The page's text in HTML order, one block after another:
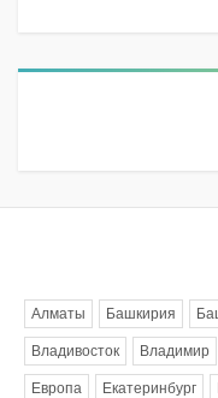
Алматы Башкирия
Владивосток Владимир
Европа Екатеринбург